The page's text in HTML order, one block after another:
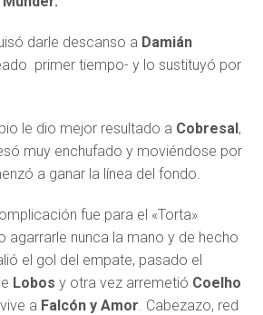
darle descanso a Damián
primer tiempo- y lo sustituyó por
le dio mejor resultado a Cobresal,
muy enchufado y moviéndose por
a ganar la línea del fondo.
fue para el «Torta»
agarrarle nunca la mano y de hecho
el gol del empate, pasado el
Lobos y otra vez arremetió Coelho
a Falcón y Amor . Cabezazo, red